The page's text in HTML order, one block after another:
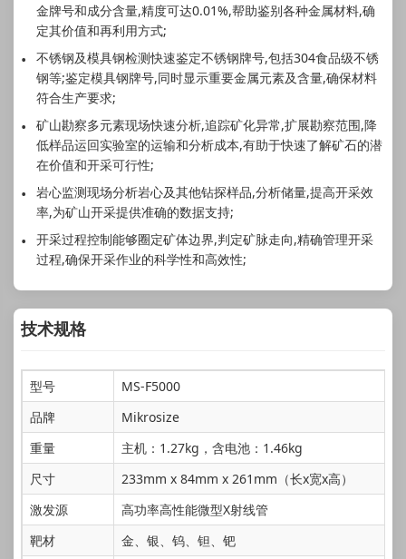
金牌号和成分含量,精度可达0.01%,帮助鉴别各种金属材料,确
定其价值和再利用方式;
不锈钢及模具钢检测快速鉴定不锈钢牌号,包括304食品级不锈
钢等;鉴定模具钢牌号,同时显示重要金属元素及含量,确保材料
符合生产要求;
矿山勘察多元素现场快速分析,追踪矿化异常,扩展勘察范围,降
低样品运回实验室的运输和分析成本,有助于快速了解矿石的潜
在价值和开采可行性;
岩心监测现场分析岩心及其他钻探样品,分析储量,提高开采效
率,为矿山开采提供准确的数据支持;
开采过程控制能够圈定矿体边界,判定矿脉走向,精确管理开采
过程,确保开采作业的科学性和高效性;
技术规格
型号
MS-F5000
品牌
Mikrosize
重量
主机：1.27kg，含电池：1.46kg
尺寸
233mm x 84mm x 261mm（长x宽x高）
激发源
高功率高性能微型X射线管
靶材
金、银、钨、钽、钯